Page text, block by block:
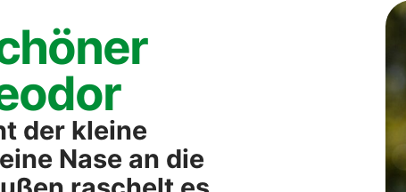
der kleine
Nase an die